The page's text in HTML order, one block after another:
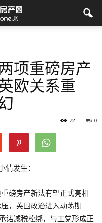
项重磅房产
欧关系重
0
72
情发生：
磅房产新法有望正式亮相
，英国政治进入动荡期
诺减税松绑，与工党形成正